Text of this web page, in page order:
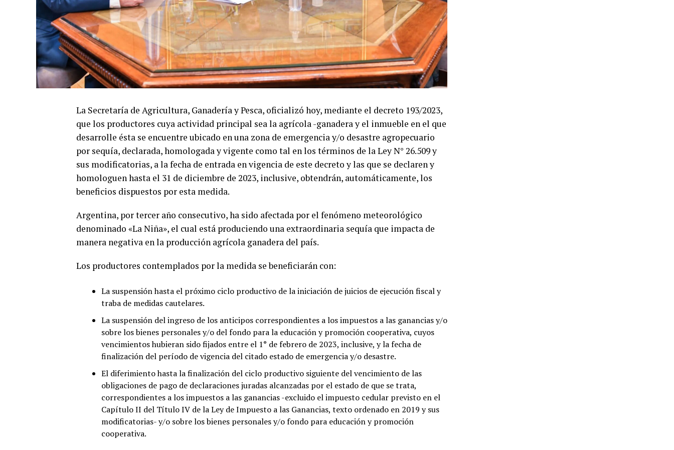
La Secretaría de Agricultura, Ganadería y Pesca, oficializó hoy, mediante el decreto 193/2023,
que los productores cuya actividad principal sea la agrícola -ganadera y el inmueble en el que
desarrolle ésta se encuentre ubicado en una zona de emergencia y/o desastre agropecuario
por sequía, declarada, homologada y vigente como tal en los términos de la Ley N° 26.509 y
sus modificatorias, a la fecha de entrada en vigencia de este decreto y las que se declaren y
homologuen hasta el 31 de diciembre de 2023, inclusive, obtendrán, automáticamente, los
beneficios dispuestos por esta medida.
Argentina, por tercer año consecutivo, ha sido afectada por el fenómeno meteorológico
denominado «La Niña», el cual está produciendo una extraordinaria sequía que impacta de
manera negativa en la producción agrícola ganadera del país.
Los productores contemplados por la medida se beneficiarán con:
La suspensión hasta el próximo ciclo productivo de la iniciación de juicios de ejecución fiscal y
traba de medidas cautelares.
La suspensión del ingreso de los anticipos correspondientes a los impuestos a las ganancias y/o
sobre los bienes personales y/o del fondo para la educación y promoción cooperativa, cuyos
vencimientos hubieran sido fijados entre el 1° de febrero de 2023, inclusive, y la fecha de
finalización del período de vigencia del citado estado de emergencia y/o desastre.
El diferimiento hasta la finalización del ciclo productivo siguiente del vencimiento de las
obligaciones de pago de declaraciones juradas alcanzadas por el estado de que se trata,
correspondientes a los impuestos a las ganancias -excluido el impuesto cedular previsto en el
Capítulo II del Título IV de la Ley de Impuesto a las Ganancias, texto ordenado en 2019 y sus
modificatorias- y/o sobre los bienes personales y/o fondo para educación y promoción
cooperativa.